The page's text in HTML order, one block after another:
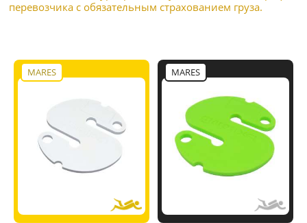
перевозчика с обязательным страхованием груза.
MARES MARES